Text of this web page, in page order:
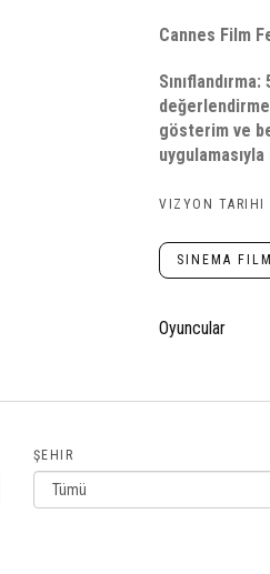
Cannes Film
değerlendirme
gösterim ve
VIZYON TARIHI
SINEMA
Oyuncular
ŞEHIR